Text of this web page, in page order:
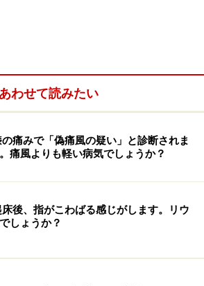
年齢・性差
い発生する骨折ですので、あらゆる
。一般の人にも発生しますし、スポ
られます。男性に多い骨折ですが、
あわせて読みたい
の痛みで「偽痛風の疑い」と診断されま
痛風よりも軽い病気でしょうか？
床後、指がこわばる感じがします。リウ
しょうか？